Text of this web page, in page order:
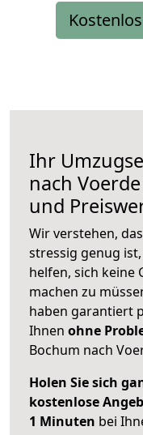
Ihr
nach
und
Wir verstehen,
stressig genug
helfen, sich keine
machen zu
haben garantiert
Ihnen ohne
Bochum nach
Holen Sie sich
kostenlose
1 Minuten bei